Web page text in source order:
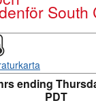
för South
ending
PDT